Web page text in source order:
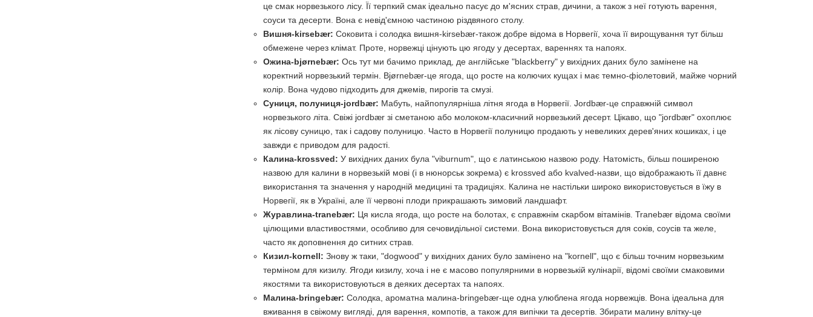
це смак норвезького лісу. Її терпкий смак ідеально пасує до м'ясних страв, дичини, а також з неї готують варення,
соуси та десерти. Вона є невід'ємною частиною різдвяного столу.
Вишня-kirsebær: Соковита і солодка вишня-kirsebær-також добре відома в Норвегії, хоча її вирощування тут більш
обмежене через клімат. Проте, норвежці цінують цю ягоду у десертах, вареннях та напоях.
Ожина-bjørnebær: Ось тут ми бачимо приклад, де англійське "blackberry" у вихідних даних було замінене на
коректний норвезький термін. Bjørnebær-це ягода, що росте на колючих кущах і має темно-фіолетовий, майже чорний
колір. Вона чудово підходить для джемів, пирогів та смузі.
Суниця, полуниця-jordbær: Мабуть, найпопулярніша літня ягода в Норвегії. Jordbær-це справжній символ
норвезького літа. Свіжі jordbær зі сметаною або молоком-класичний норвезький десерт. Цікаво, що "jordbær" охоплює
як лісову суницю, так і садову полуницю. Часто в Норвегії полуницю продають у невеликих дерев'яних кошиках, і це
завжди є приводом для радості.
Калина-krossved: У вихідних даних була "viburnum", що є латинською назвою роду. Натомість, більш поширеною
назвою для калини в норвезькій мові (і в нюнорськ зокрема) є krossved або kvalved-назви, що відображають її давнє
використання та значення у народній медицині та традиціях. Калина не настільки широко використовується в їжу в
Норвегії, як в Україні, але її червоні плоди прикрашають зимовий ландшафт.
Журавлина-tranebær: Ця кисла ягода, що росте на болотах, є справжнім скарбом вітамінів. Tranebær відома своїми
цілющими властивостями, особливо для сечовидільної системи. Вона використовується для соків, соусів та желе,
часто як доповнення до ситних страв.
Кизил-kornell: Знову ж таки, "dogwood" у вихідних даних було замінено на "kornell", що є більш точним норвезьким
терміном для кизилу. Ягоди кизилу, хоча і не є масово популярними в норвезькій кулінарії, відомі своїми смаковими
якостями та використовуються в деяких десертах та напоях.
Малина-bringebær: Солодка, ароматна малина-bringebær-ще одна улюблена ягода норвежців. Вона ідеальна для
вживання в свіжому вигляді, для варення, компотів, а також для випічки та десертів. Збирати малину влітку-це